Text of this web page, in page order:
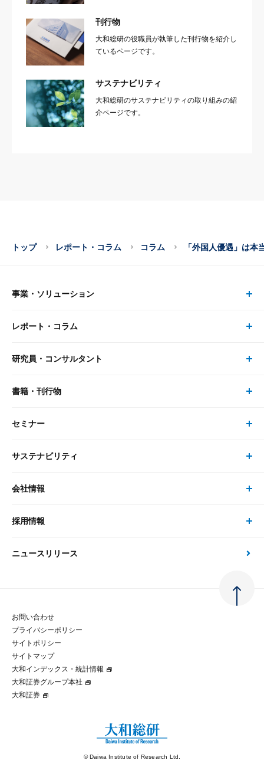
刊行物
大和総研の役職員が執筆した刊行物を紹介し
ているページです。
サステナビリティ
大和総研のサステナビリティの取り組みの紹
介ページです。
トップ レポート・コラム コラム 「外国人優遇」は
事業・ソリューション
事業・ソリューション トップ
リサーチ
大和総研の強み
先端テクノロジーに基づく新たな価値の創出
レポート・コラム
レポート・コラム トップ
最新のレポート・コラム
政策分析
金融経済教育等
コラム
大和インデックス・統計情報
研究員・コンサルタント
研究員・コンサルタント トップ
研究員
書籍・刊行物
書籍・刊行物 トップ
書籍
セミナー
セミナー トップ
現在受付中のセミナー・イベント
サステナビリティ
サステナビリティの取り組み
次世代社会への貢献
マルチステークホルダー方針
パートナーシップ構築宣言
会社情報
会社情報 トップ
会社概要・役員一覧
大和総研の歩み
グループ会社
採用情報
採用情報 トップ
経験者採用
ニュースリリース
お問い合わせ
プライバシーポリシー
サイトポリシー
サイトマップ
大和インデックス・統計情報
大和証券グループ本社
大和証券
© Daiwa Institute of Research Ltd.